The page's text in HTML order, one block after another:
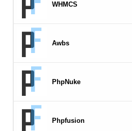
WHMCS
Awbs
PhpNuke
Phpfusion